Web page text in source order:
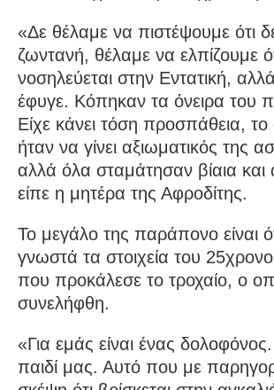
«Δε θέλαμε να πιστέψουμε ότι
ζωντανή, θέλαμε να ελπίζουμε
νοσηλεύεται στην Εντατική, αλλά
έφυγε. Κόπηκαν τα όνειρα του
Είχε κάνει τόση προσπάθεια, το
ήταν να γίνει αξιωματικός της
αλλά όλα σταμάτησαν βίαια
είπε η μητέρα της Αφροδίτης.
Το μεγάλο της παράπονο είναι
γνωστά τα στοιχεία του
που προκάλεσε το τροχαίο, ο
συνελήφθη.
«Για εμάς είναι ένας
παιδί μας. Αυτό που με